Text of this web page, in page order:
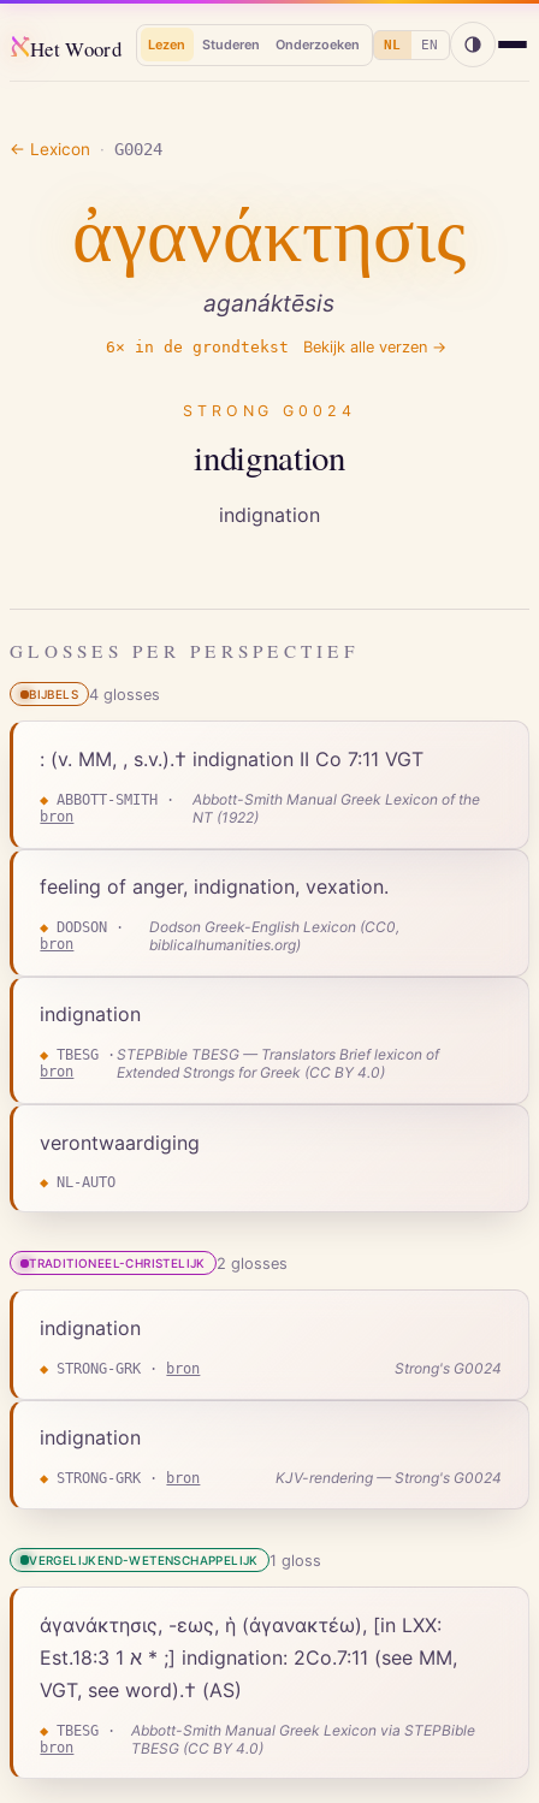
אHet Woord Lezen Studeren Onderzoeken NL EN
← Lexicon · G0024
ἀγανάκτησις
aganáktēsis
6× in de grondtekst Bekijk alle verzen →
STRONGG0024
indignation
indignation
GLOSSES PER PERSPECTIEF
BIJBELS 4glosses
: (v. MM, , s.v.).† indignation II Co 7:11 VGT
◆ ABBOTT-SMITH ·
bron
Abbott-Smith Manual Greek Lexicon of the
NT (1922)
feeling of anger, indignation, vexation.
◆ DODSON ·
bron
Dodson Greek-English Lexicon (CC0,
biblicalhumanities.org)
indignation
◆ TBESG ·
bron
STEPBible TBESG — Translators Brief lexicon of
Extended Strongs for Greek (CC BY 4.0)
verontwaardiging
◆ NL-AUTO
TRADITIONEEL-CHRISTELIJK 2 glosses
indignation
◆ STRONG-GRK · bron Strong's G0024
indignation
◆ STRONG-GRK · bron KJV-rendering — Strong's G0024
VERGELIJKEND-WETENSCHAPPELIJK 1 gloss
ἀγανάκτησις, -εως, ἡ (ἀγανακτέω), [in LXX:
Est.18:3 א 1 * ;] indignation: 2Co.7:11 (see MM,
VGT, see word).† (AS)
◆ TBESG ·
bron
Abbott-Smith Manual Greek Lexicon via STEPBible
TBESG (CC BY 4.0)